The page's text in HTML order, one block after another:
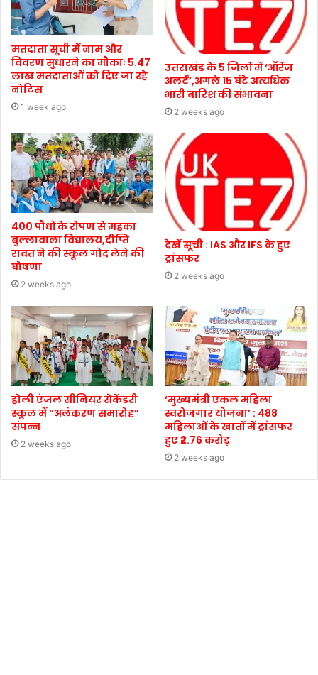
मतदाता सूची में नाम और
विवरण सुधारने का मौकाः 5.47
लाख मतदाताओं को दिए जा रहे
नोटिस
1 week ago
उत्तराखंड के 5 जिलों में ‘ऑरेंज
अलर्ट’,अगले 15 घंटे अत्यधिक
भारी बारिश की संभावना
2 weeks ago
400 पौधों के रोपण से महका
बुल्लावाला विद्यालय,दीप्ति
रावत ने की स्कूल गोद लेने की
घोषणा
2 weeks ago
देखें सूची : IAS और IFS के हुए
ट्रांसफर
2 weeks ago
होली एंजल सीनियर सेकेंडरी
स्कूल में “अलंकरण समारोह”
संपन्न
2 weeks ago
‘मुख्यमंत्री एकल महिला
स्वरोजगार योजना’ : 488
महिलाओं के खातों में ट्रांसफर
हुए ₹2.76 करोड़
2 weeks ago